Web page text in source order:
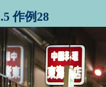
作例28